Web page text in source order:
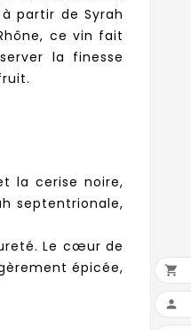
partir de Syrah
ce vin fait
la finesse
la cerise noire,
septentrionale,
Le cœur de
épicée,

